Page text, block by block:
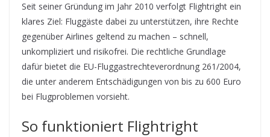
Seit seiner Gründung im Jahr 2010 verfolgt Flightright ein
klares Ziel: Fluggäste dabei zu unterstützen, ihre Rechte
gegenüber Airlines geltend zu machen – schnell,
unkompliziert und risikofrei. Die rechtliche Grundlage
dafür bietet die EU-Fluggastrechteverordnung 261/2004,
die unter anderem Entschädigungen von bis zu 600 Euro
bei Flugproblemen vorsieht.
So funktioniert Flightright